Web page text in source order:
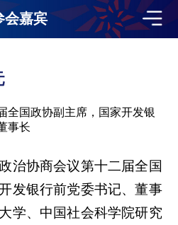
会嘉宾
全国政协副主席，国家开发银
事长
协商会议第十二届全国
发银行前党委书记、董事
学、中国社会科学院研究